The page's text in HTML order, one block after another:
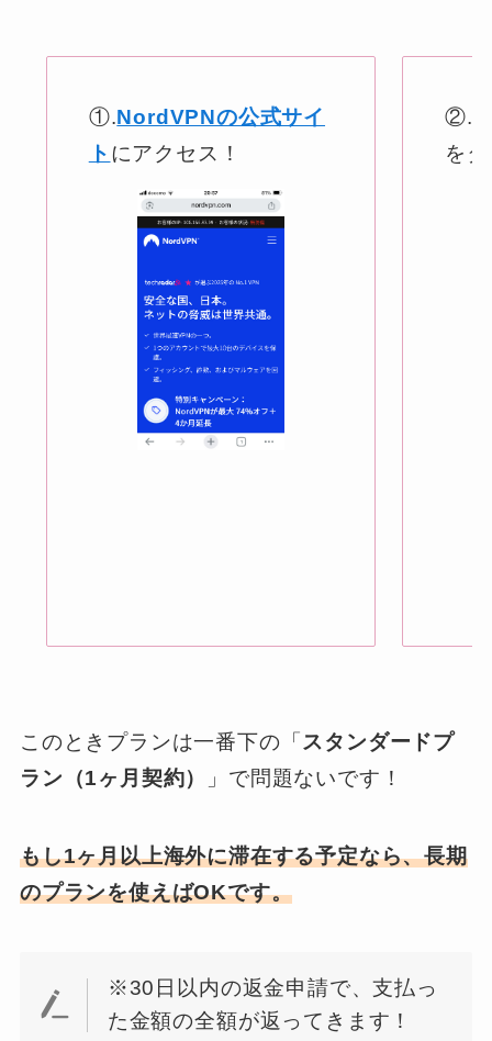
①.NordVPNの公式サイ
ト にアクセス！
②.「
を
このときプランは一番下の「 スタンダードプ
ラン（1ヶ月契約）
」で問題ないです！
もし1ヶ月以上海外に滞在する予定なら、長期
のプランを使えばOKです。
※30日以内の返金申請で、支払っ
た金額の全額が返ってきます！